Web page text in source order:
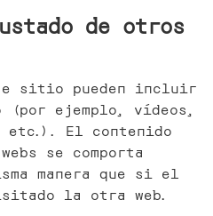
de otros
sitio pueden incluir
(por ejemplo, vídeos,
etc.). El contenido
se comporta
manera que si el
la otra web.